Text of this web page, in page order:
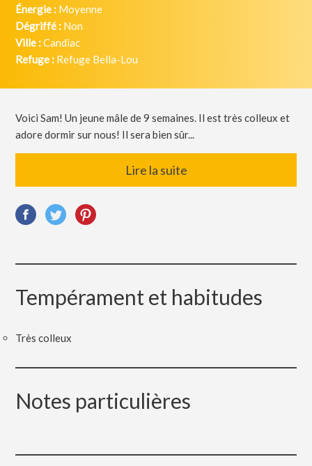
Énergie : Moyenne
Dégriffé : Non
Ville :Candiac
Refuge : Refuge Bella-Lou
Voici Sam! Un jeune mâle de 9 semaines. Il est très colleux et
adore dormir sur nous! Il sera bien sûr...
Lire la suite
Tempérament et habitudes
Très colleux
Notes particulières